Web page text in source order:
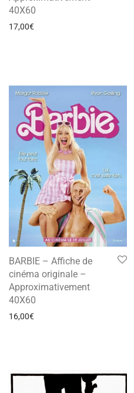
40X60
17,00€
BARBIE – Affiche de
cinéma originale –
Approximativement
40X60
16,00€